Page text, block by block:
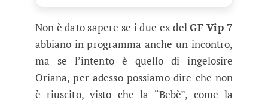
Non è dato sapere se i due ex delGF Vip 7
abbiano in programma anche un incontro,
ma se l’intento è quello di ingelosire
Oriana, per adesso possiamo dire che non
è riuscito, visto che la “Bebè”, come la